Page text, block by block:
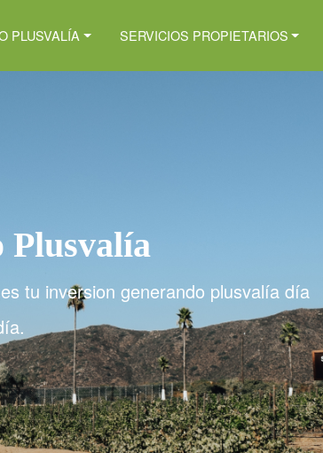
Plusvalía
tu inversion generando plusvalía día
PLUSVALÍA SERVICIOS PROPIETARIOS